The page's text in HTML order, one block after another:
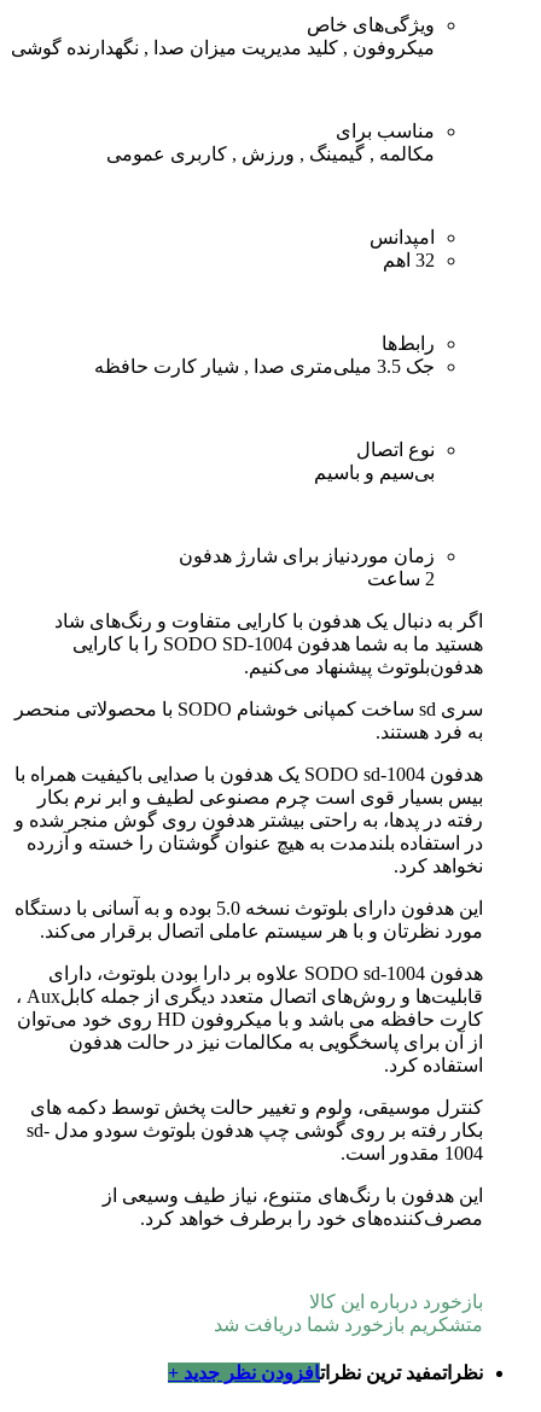
ویژگی‌های خاص
میکروفون , کلید مدیریت میزان صدا , نگهدارنده گوشی
مناسب برای
مکالمه , گیمینگ , ورزش , کاربری عمومی
امپدانس
32 اهم
رابط‌ها
جک 3.5 میلی‌متری صدا , شیار کارت حافظه
نوع اتصال
بی‌سیم و باسیم
زمان موردنیاز برای شارژ هدفون
2 ساعت
اگر به دنبال یک هدفون با کارایی متفاوت و رنگ‌های شاد
هستید ما به شما هدفون SODO SD-1004 را با کارایی
هدفون‌بلوتوث پیشنهاد می‌کنیم.
سری sd ساخت کمپانی خوشنام SODO با محصولاتی منحصر
به فرد هستند.
هدفون SODO sd-1004 یک هدفون با صدایی باکیفیت همراه با
بیس بسیار قوی است چرم مصنوعی لطیف و ابر نرم بکار
رفته در پدها، به راحتی بیشتر هدفون روی گوش منجر شده و
در استفاده بلندمدت به هیچ عنوان گوشتان را خسته و آزرده
نخواهد کرد.
این هدفون دارای بلوتوث نسخه 5.0 بوده و به آسانی با دستگاه
مورد نظرتان و با هر سیستم عاملی اتصال برقرار می‌کند.
هدفون SODO sd-1004 علاوه بر دارا بودن بلوتوث، دارای
قابلیت‌ها و روش‌های اتصال متعدد دیگری از جمله کابلAux ،
کارت حافظه می باشد و با میکروفون HD روی خود می‌توان
از آن برای پاسخگویی به مکالمات نیز در حالت هدفون
استفاده کرد.
کنترل موسیقی، ولوم و تغییر حالت پخش توسط دکمه های
بکار رفته بر روی گوشی چپ هدفون بلوتوث سودو مدل sd-
1004 مقدور است.
این هدفون با رنگ‌های متنوع، نیاز طیف وسیعی از
مصرف‌کننده‌های خود را برطرف خواهد کرد.
بازخورد درباره این کالا
متشکریم بازخورد شما دریافت شد
نظراتمفید ترین نظراتافزودن نظر جدید +